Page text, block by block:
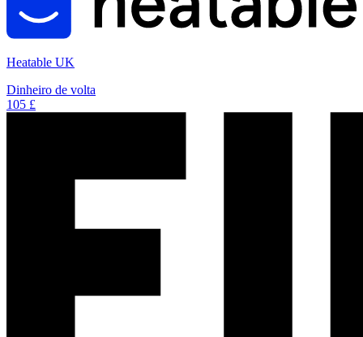
Heatable UK
Dinheiro de volta
105 £